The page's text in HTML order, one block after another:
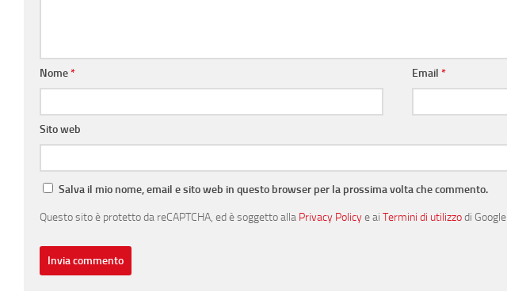
Nome* Email*
Sito web
Salva il mio nome, email e sito web in questo browser per la prossima volta che commento.
Questo sito è protetto da reCAPTCHA, ed è soggetto alla Privacy Policye ai Termini di utilizzodi Google.